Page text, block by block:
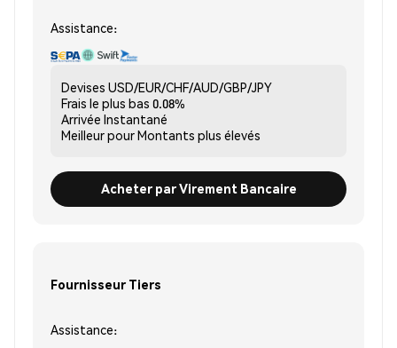
Assistance:
Devises USD/EUR/CHF/AUD/GBP/JPY
Frais le plus bas 0.08%
Arrivée Instantané
Meilleur pourMontants plus élevés
Acheter par Virement Bancaire
Fournisseur Tiers
Assistance: